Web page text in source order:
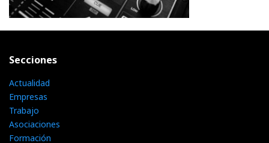
Secciones
Actualidad
Empresas
Trabajo
Asociaciones
Formación